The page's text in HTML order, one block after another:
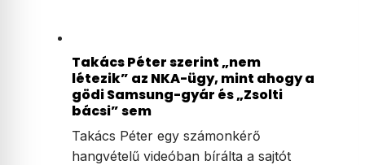
Takács Péter szerint „nem
létezik” az NKA-ügy, mint ahogy a
gödi Samsung-gyár és „Zsolti
bácsi” sem
Takács Péter egy számonkérő
hangvételű videóban bírálta a sajtót